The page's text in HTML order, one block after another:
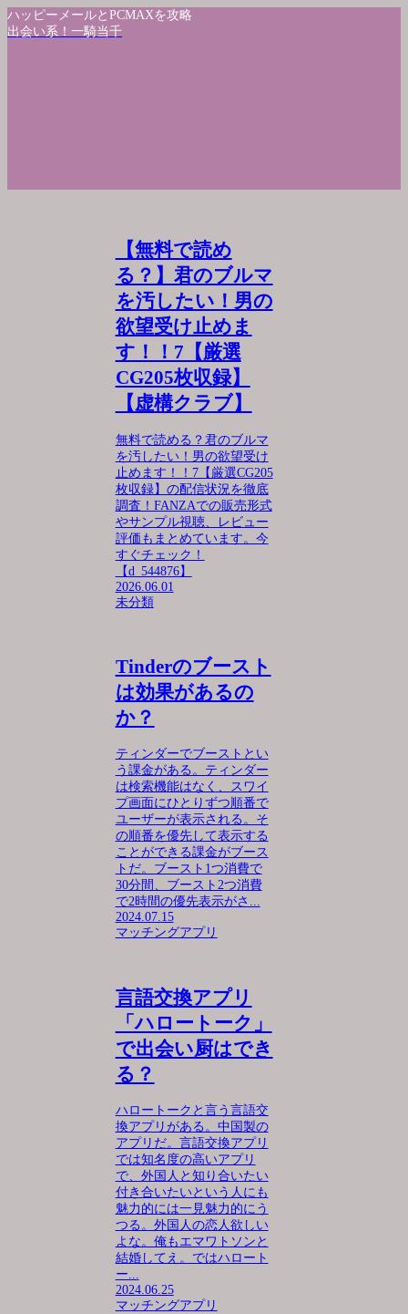
ハッピーメールとPCMAXを攻略
出会い系！一騎当千
【無料で読め
る？】君のブルマ
を汚したい！男の
欲望受け止めま
す！！7【厳選
CG205枚収録】
【虚構クラブ】
無料で読める？君のブルマ
を汚したい！男の欲望受け
止めます！！7【厳選CG205
枚収録】の配信状況を徹底
調査！FANZAでの販売形式
やサンプル視聴、レビュー
評価もまとめています。今
すぐチェック！
【d_544876】
2026.06.01
未分類
Tinderのブースト
は効果があるの
か？
ティンダーでブーストとい
う課金がある。ティンダー
は検索機能はなく、スワイ
プ画面にひとりずつ順番で
ユーザーが表示される。そ
の順番を優先して表示する
ことができる課金がブース
トだ。ブースト1つ消費で
30分間、ブースト2つ消費
で2時間の優先表示がさ...
2024.07.15
マッチングアプリ
言語交換アプリ
「ハロートーク」
で出会い厨はでき
る？
ハロートークと言う言語交
換アプリがある。中国製の
アプリだ。言語交換アプリ
では知名度の高いアプリ
で、外国人と知り合いたい
付き合いたいという人にも
魅力的には一見魅力的にう
つる。外国人の恋人欲しい
よな。俺もエマワトソンと
結婚してえ。ではハロート
ー...
2024.06.25
マッチングアプリ